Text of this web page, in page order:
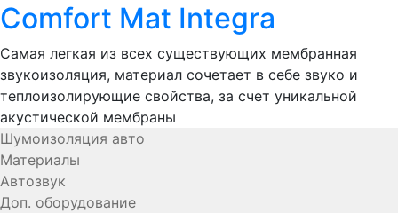
Comfort Mat Integra
Самая легкая из всех существующих мембранная
звукоизоляция, материал сочетает в себе звуко и
теплоизолирующие свойства, за счет уникальной
акустической мембраны
Шумоизоляция авто
Материалы
Автозвук
Доп. оборудование